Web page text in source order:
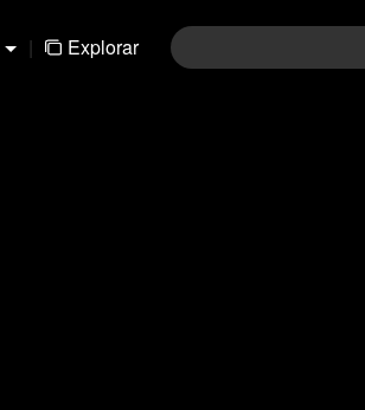
| Explorar